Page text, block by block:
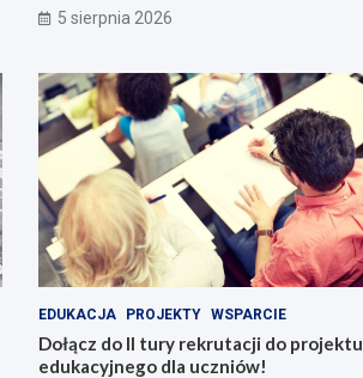
5 sierpnia 2026
EDUKACJA PROJEKTY WSPARCIE
Dołącz do II tury rekrutacji do projektu
edukacyjnego dla uczniów!